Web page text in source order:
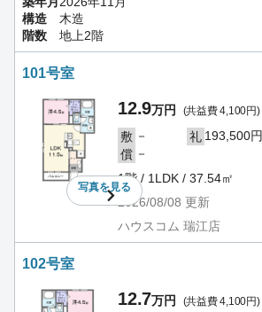
構造
木造
階数
地上2階
101号室
写真を見る
12.9万円 (共益費 4,100円)
敷 － 礼 193,500円
償 －
1階 / 1LDK / 37.54㎡
2026/08/08 更新
ハウスコム 瑞江店
102号室
12.7万円 (共益費 4,100円)